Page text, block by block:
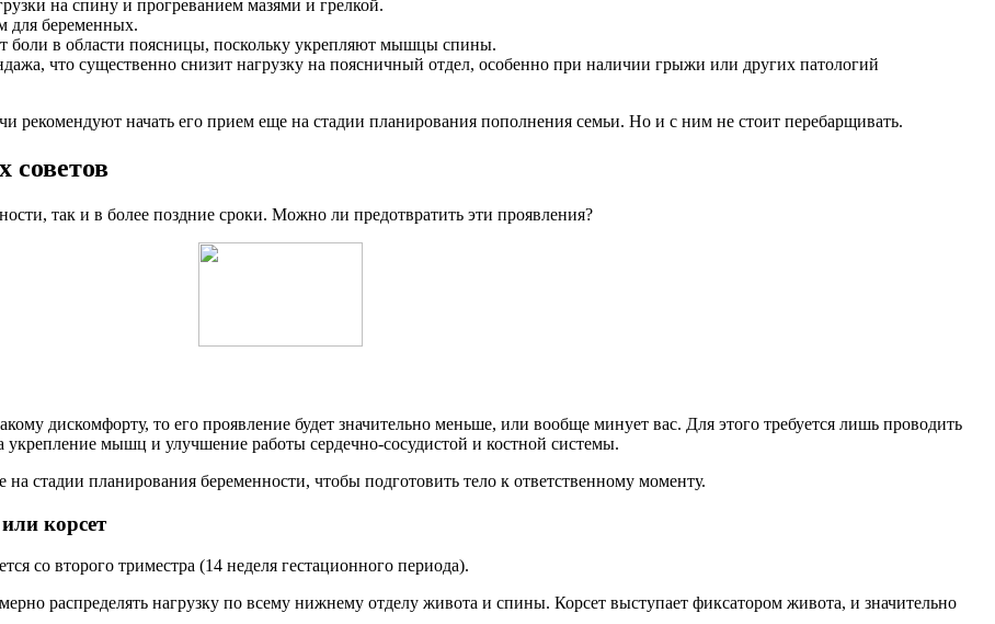
на спину и прогреванием мазями и грелкой.
для беременных.
боли в области поясницы, поскольку укрепляют мышцы спины.
что существенно снизит нагрузку на поясничный отдел, особенно при наличии грыжи или других патологий
рекомендуют начать его прием еще на стадии планирования пополнения семьи. Но и с ним не стоит перебарщивать.
так и в более поздние сроки. Можно ли предотвратить эти проявления?
дискомфорту, то его проявление будет значительно меньше, или вообще минует вас. Для этого требуется лишь проводить
мышц и улучшение работы сердечно-сосудистой и костной системы.
на стадии планирования беременности, чтобы подготовить тело к ответственному моменту.
корсет
со второго триместра (14 неделя гестационного периода).
распределять нагрузку по всему нижнему отделу живота и спины. Корсет выступает фиксатором живота, и значительно